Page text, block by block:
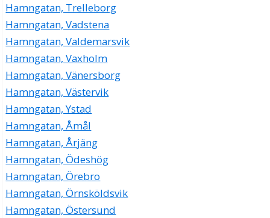
Hamngatan, Trelleborg
Hamngatan, Vadstena
Hamngatan, Valdemarsvik
Hamngatan, Vaxholm
Hamngatan, Vänersborg
Hamngatan, Västervik
Hamngatan, Ystad
Hamngatan, Åmål
Hamngatan, Årjäng
Hamngatan, Ödeshög
Hamngatan, Örebro
Hamngatan, Örnsköldsvik
Hamngatan, Östersund